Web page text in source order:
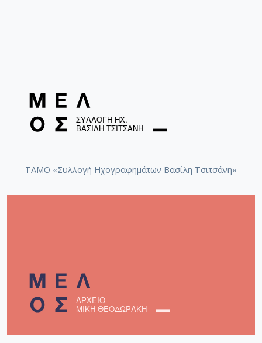
ΤΑΜΟ «Συλλογή Ηχογραφημάτων Βασίλη Τσιτσάνη»